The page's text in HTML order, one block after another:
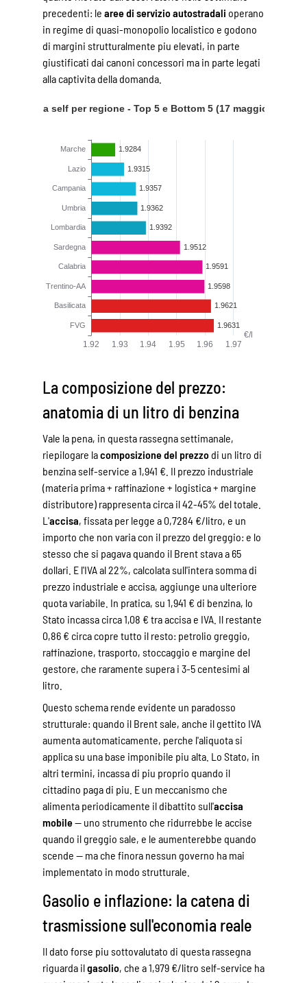
precedenti: le aree di servizio autostradali operano
in regime di quasi-monopolio localistico e godono
di margini strutturalmente piu elevati, in parte
giustificati dai canoni concessori ma in parte legati
alla captivita della domanda.
La composizione del prezzo:
anatomia di un litro di benzina
Vale la pena, in questa rassegna settimanale,
riepilogare lacomposizione del prezzodi un litro di
benzina self-service a 1,941 €. Il prezzo industriale
(materia prima + raffinazione + logistica + margine
distributore) rappresenta circa il 42-45% del totale.
L'accisa, fissata per legge a 0,7284 €/litro, e un
importo che non varia con il prezzo del greggio: e lo
stesso che si pagava quando il Brent stava a 65
dollari. E l'IVA al 22%, calcolata sull'intera somma di
prezzo industriale e accisa, aggiunge una ulteriore
quota variabile. In pratica, su 1,941 € di benzina, lo
Stato incassa circa 1,08 € tra accisa e IVA. Il restante
0,86 € circa copre tutto il resto: petrolio greggio,
raffinazione, trasporto, stoccaggio e margine del
gestore, che raramente supera i 3-5 centesimi al
litro.
Questo schema rende evidente un paradosso
strutturale: quando il Brent sale, anche il gettito IVA
aumenta automaticamente, perche l'aliquota si
applica su una base imponibile piu alta. Lo Stato, in
altri termini, incassa di piu proprio quando il
cittadino paga di piu. E un meccanismo che
alimenta periodicamente il dibattito sull'accisa
mobile— uno strumento che ridurrebbe le accise
quando il greggio sale, e le aumenterebbe quando
scende — ma che finora nessun governo ha mai
implementato in modo strutturale.
Gasolio e inflazione: la catena di
trasmissione sull'economia reale
Il dato forse piu sottovalutato di questa rassegna
riguarda ilgasolio, che a 1,979 €/litro self-service ha